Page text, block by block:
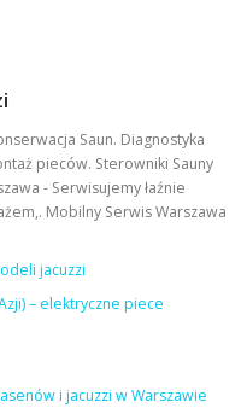
Saun. Diagnostyka
pieców. Sterowniki Sauny
- Serwisujemy łaźnie
Mobilny Serwis Warszawa
jacuzzi
– elektryczne piece
i jacuzzi w Warszawie